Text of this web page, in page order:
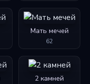
Мать мечей
62
2 камней